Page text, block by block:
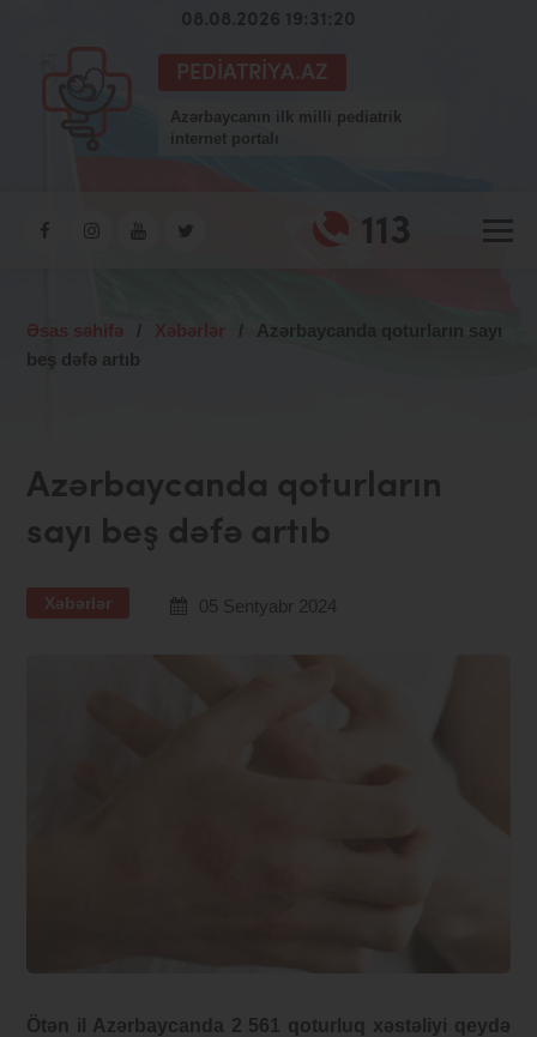
08.08.2026 19:31:21
PEDIATRIYA.AZ
Azərbaycanın ilk milli pediatrik
internet portalı
113
Əsas səhifə / Xəbərlər /
Azərbaycanda qoturların sayı
beş dəfə artıb
Azərbaycanda qoturların
sayı beş dəfə artıb
Xəbərlər 05 Sentyabr 2024
Ötən il Azərbaycanda 2 561 qoturluq xəstəliyi qeydə